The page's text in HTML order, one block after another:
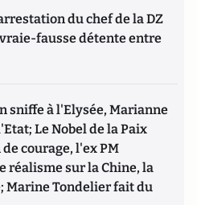
du chef de la DZ
fausse détente entre
sniffe à l'Elysée, Marianne
Le Nobel de la Paix
courage, l'ex PM
réalisme sur la Chine, la
Marine Tondelier fait du